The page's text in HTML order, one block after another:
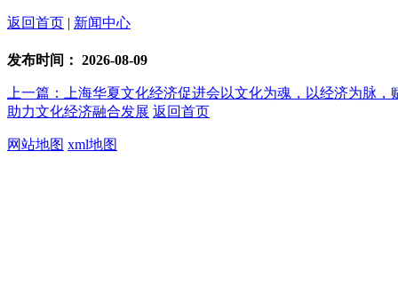
返回首页 | 新闻中心
发布时间： 2026-08-09
上一篇：上海华夏文化经济促进会以文化为魂，以经济为脉，
助力文化经济融合发展 返回首页
网站地图 xml地图